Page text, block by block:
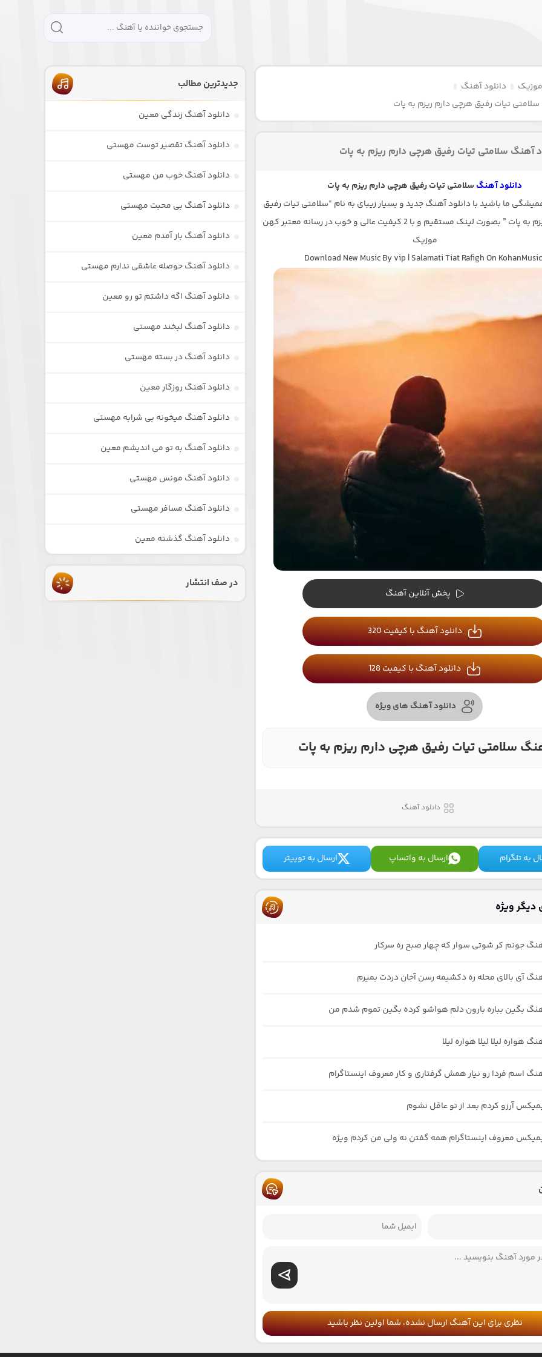
دانلود آهنگ
تیات رفیق هرچی دارم ریزم به پات
آهنگ سلامتی تیات رفیق هرچی دارم ریزم به پات
دانلود آهنگ سلامتی تیات رفیق هرچی دارم ریزم به پات
ما باشید با دانلود آهنگ جدید و بسیار زیبای به نام “سلامتی تیات رفیق
هرچی دارم ریزم به پات ” بصورت لینک مستقیم و با 2 کیفیت عالی و خوب در رسانه معتبر کهن
موزیک
Download New Music By vip | Salamati Tiat Rafigh On
پخش آنلاین آهنگ
دانلود آهنگ با کیفیت 320
دانلود آهنگ با کیفیت 128
دانلود آهنگ های ویژه
سلامتی تیات رفیق هرچی دارم ریزم به پات
دانلود آهنگ
به تلگرام ارسال به واتساپ ارسال به توییتر
ویژه
جونم کر شوتی سوار که چهار صبح ره سرکار
آی بالای محله ره دکشیمه رسن آجان دردت بمیرم
بگین بباره بارون دلم هواشو کرده بگین تموم شدم من
هواره لیلا لیلا هواره لیلا
اسم فردا رو نیار همش گرفتاری و کار معروف اینستاگرام
آرزو کردم بعد از تو عاقل نشوم
معروف اینستاگرام همه گفتن نه ولی من کردم ویژه
نظری برای این آهنگ ارسال نشده، شما اولین نظر باشید
جدیدترین مطالب
دانلود آهنگ زندگی معین
دانلود آهنگ تقصیر توست مهستی
دانلود آهنگ خوب من مهستی
دانلود آهنگ بی محبت مهستی
دانلود آهنگ باز آمدم معین
دانلود آهنگ حوصله عاشقی ندارم مهستی
دانلود آهنگ اگه داشتم تو رو معین
دانلود آهنگ لبخند مهستی
دانلود آهنگ در بسته مهستی
دانلود آهنگ روزگار معین
دانلود آهنگ میخونه بی شرابه مهستی
دانلود آهنگ به تو می اندیشم معین
دانلود آهنگ مونس مهستی
دانلود آهنگ مسافر مهستی
دانلود آهنگ گذشته معین
در صف انتشار